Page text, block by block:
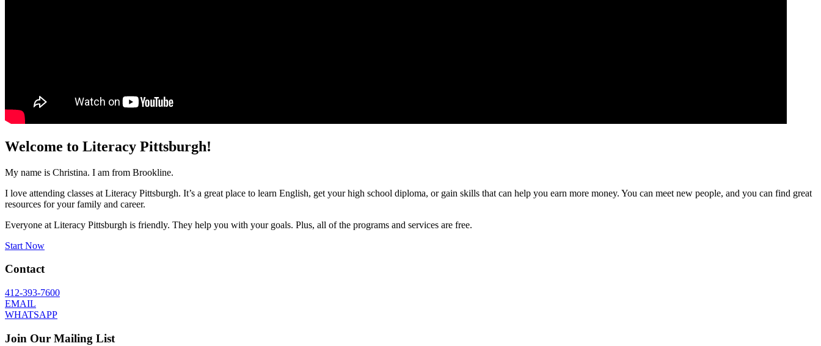
Welcome to Literacy Pittsburgh!
My name is Christina. I am from Brookline.
I love attending classes at Literacy Pittsburgh. It’s a great place to learn English, get your high school diploma, or gain skills that can help you earn more money. You can meet new people, and you can find great
resources for your family and career.
Everyone at Literacy Pittsburgh is friendly. They help you with your goals. Plus, all of the programs and services are free.
Start Now
Contact
412-393-7600
EMAIL
WHATSAPP
Join Our Mailing List